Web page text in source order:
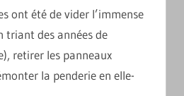
ont été de vider l’immense
triant des années de
retirer les panneaux
la penderie en elle-